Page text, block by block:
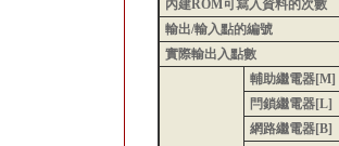
內建ROM可寫入資料的次數
輸出/輸入點的編號
實際輸出入點數
輔助繼電器[M]
閂鎖繼電器[L]
網路繼電器[B]